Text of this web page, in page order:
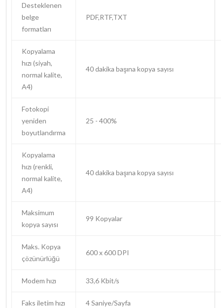
Desteklenen
belge
formatları
PDF,RTF,TXT
Kopyalama
hızı (siyah,
normal kalite,
A4)
40 dakika başına kopya sayısı
Fotokopi
yeniden
boyutlandırma
25 - 400%
Kopyalama
hızı (renkli,
normal kalite,
A4)
40 dakika başına kopya sayısı
Maksimum
kopya sayısı
99 Kopyalar
Maks. Kopya
çözünürlüğü
600 x 600 DPI
Modem hızı 33,6 Kbit/s
Faks iletim hızı 4 Saniye/Sayfa